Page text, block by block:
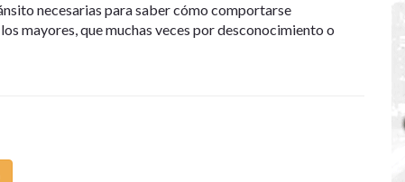
necesarias para saber cómo comportarse
mayores, que muchas veces por desconocimiento o